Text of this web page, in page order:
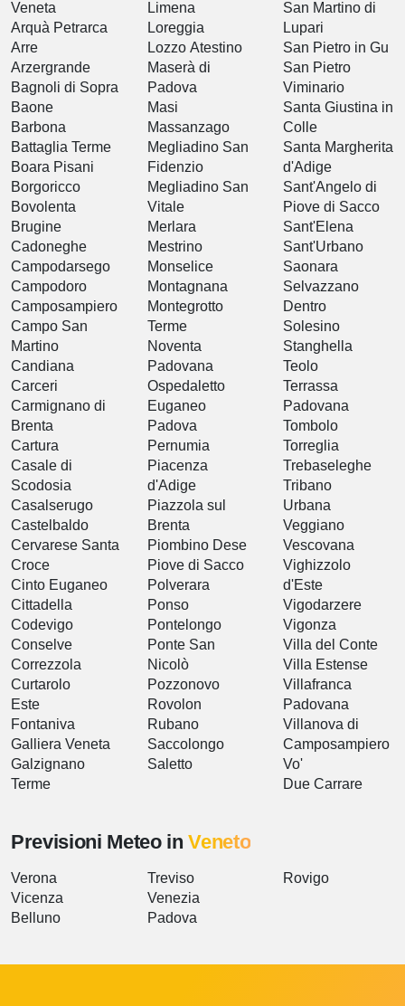
Veneta
Arquà Petrarca
Arre
Arzergrande
Bagnoli di Sopra
Baone
Barbona
Battaglia Terme
Boara Pisani
Borgoricco
Bovolenta
Brugine
Cadoneghe
Campodarsego
Campodoro
Camposampiero
Campo San
Martino
Candiana
Carceri
Carmignano di
Brenta
Cartura
Casale di
Scodosia
Casalserugo
Castelbaldo
Cervarese Santa
Croce
Cinto Euganeo
Cittadella
Codevigo
Conselve
Correzzola
Curtarolo
Este
Fontaniva
Galliera Veneta
Galzignano
Terme
Limena
Loreggia
Lozzo Atestino
Maserà di
Padova
Masi
Massanzago
Megliadino San
Fidenzio
Megliadino San
Vitale
Merlara
Mestrino
Monselice
Montagnana
Montegrotto
Terme
Noventa
Padovana
Ospedaletto
Euganeo
Padova
Pernumia
Piacenza
d'Adige
Piazzola sul
Brenta
Piombino Dese
Piove di Sacco
Polverara
Ponso
Pontelongo
Ponte San
Nicolò
Pozzonovo
Rovolon
Rubano
Saccolongo
Saletto
San Martino di
Lupari
San Pietro in Gu
San Pietro
Viminario
Santa Giustina in
Colle
Santa Margherita
d'Adige
Sant'Angelo di
Piove di Sacco
Sant'Elena
Sant'Urbano
Saonara
Selvazzano
Dentro
Solesino
Stanghella
Teolo
Terrassa
Padovana
Tombolo
Torreglia
Trebaseleghe
Tribano
Urbana
Veggiano
Vescovana
Vighizzolo
d'Este
Vigodarzere
Vigonza
Villa del Conte
Villa Estense
Villafranca
Padovana
Villanova di
Camposampiero
Vo'
Due Carrare
Previsioni Meteo inVeneto
Verona
Vicenza
Belluno
Treviso
Venezia
Padova
Rovigo